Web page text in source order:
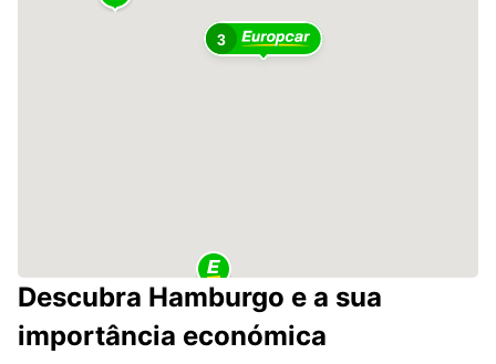
3
Descubra Hamburgo e a sua
importância económica